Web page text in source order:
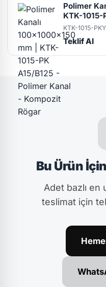
Polimer
KTK-1015-
KTK-1015-PK
Teklif Al
Bu Ürün
Adet bazlı en
teslimat için